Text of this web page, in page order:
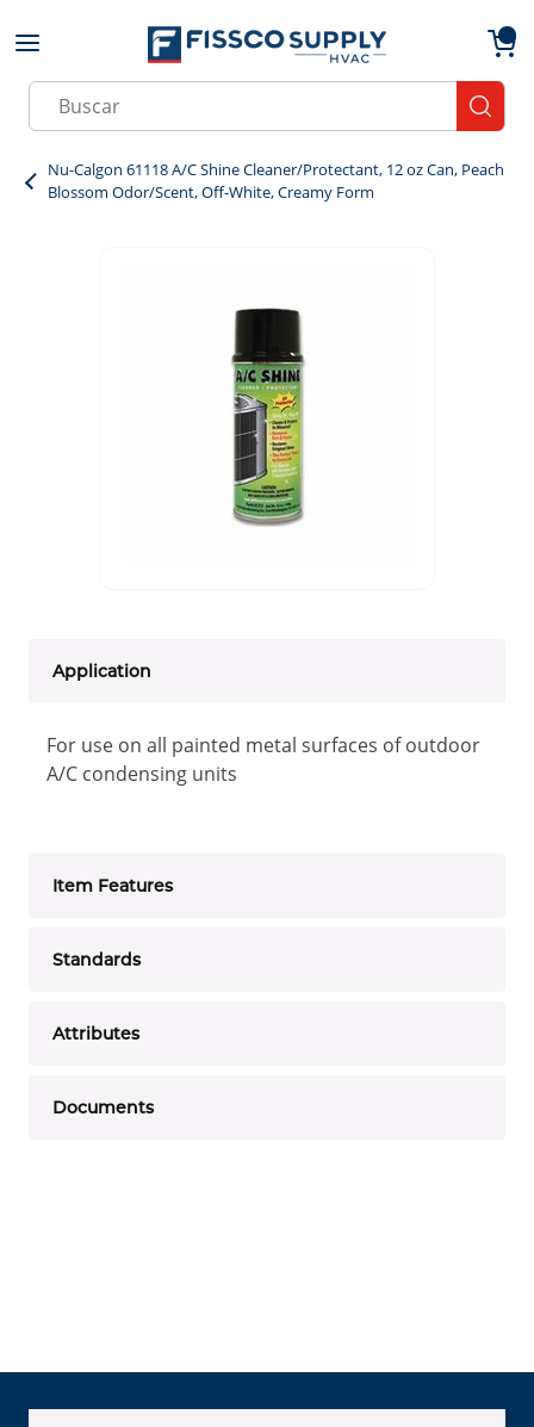
Skip to main content
Site Search
Nu-Calgon 61118 A/C Shine Cleaner/Protectant, 12 oz Can, Peach
Blossom Odor/Scent, Off-White, Creamy Form
Application
For use on all painted metal surfaces of outdoor
A/C condensing units
Item Features
Standards
Attributes
Documents